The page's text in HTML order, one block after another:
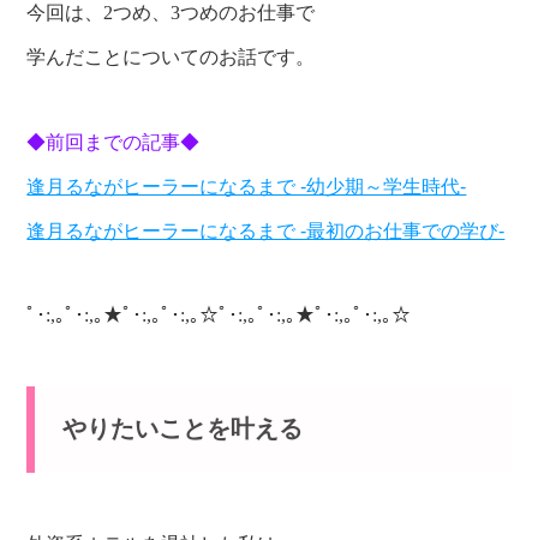
今回は、2つめ、3つめのお仕事で
学んだことについてのお話です。
◆前回までの記事◆
逢月るながヒーラーになるまで -幼少期～学生時代-
逢月るながヒーラーになるまで -最初のお仕事での学び-
ﾟ･:,｡ﾟ･:,｡★ﾟ･:,｡ﾟ･:,｡☆ﾟ･:,｡ﾟ･:,｡★ﾟ･:,｡ﾟ･:,｡☆
やりたいことを叶える